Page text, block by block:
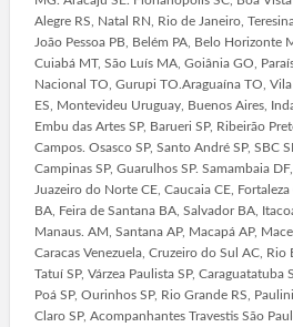
Alegre RS, Natal RN, Rio de Janeiro,
João Pessoa PB, Belém PA, Belo Horizonte
Cuiabá MT, São Luís MA, Goiânia GO,
Nacional TO, Gurupi TO.Araguaína TO, Vila
ES, Montevideu Uruguay, Buenos Aires,
Embu das Artes SP, Barueri SP, Ribeirão
Campos. Osasco SP, Santo André SP, SBC
Campinas SP, Guarulhos SP. Samambaia
Juazeiro do Norte CE, Caucaia CE,
BA, Feira de Santana BA, Salvador BA,
Manaus. AM, Santana AP, Macapá AP,
Caracas Venezuela, Cruzeiro do Sul AC, Rio
Tatuí SP, Várzea Paulista SP, Caraguatatuba
Poá SP, Ourinhos SP, Rio Grande RS,
Claro SP, Acompanhantes Travestis São